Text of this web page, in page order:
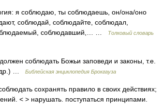
я соблюдаю, ты соблюдаешь, он/она/оно
соблюдай, соблюдайте, соблюдал,
соблюдавший,… …
Толковый словарь
соблюдать Божьи заповеди и законы, т.е.
др.) …
Библейская энциклопедия Брокгауза
сохранять правило в своих действиях;
< > нарушать. поступаться принципами.